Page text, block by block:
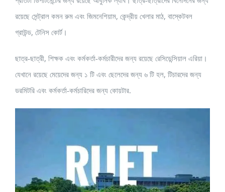
রয়েছে সেন্ট্রাল কমন রুম এবং জিমনেশিয়াম, কেন্দ্রীয় খেলার মাঠ, বাস্কেটবল
গ্রাউন্ড, টেনিস কোর্ট।
ছাত্র-ছাত্রী, শিক্ষক এবং কর্মকর্তা-কর্মচারীদের জন্য রয়েছে রেসিডেন্সিয়াল এরিয়া।
যেখানে রয়েছে মেয়েদের জন্য ১ টি এবং ছেলেদের জন্য ৬ টি হল, টিচারদের জন্য
ডরমিটরি এবং কর্মকর্তা-কর্মচারিদের জন্য কোয়টার.